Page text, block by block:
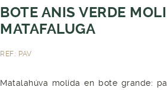
BOTE ANIS VERDE
MATAFALUGA
REF.: PAV
Matalahúva molida en bote grande: